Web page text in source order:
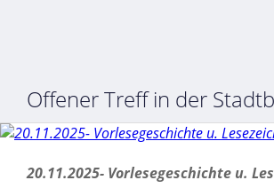
Offener Treff in der
20.11.2025- Vorlesegeschichte u.